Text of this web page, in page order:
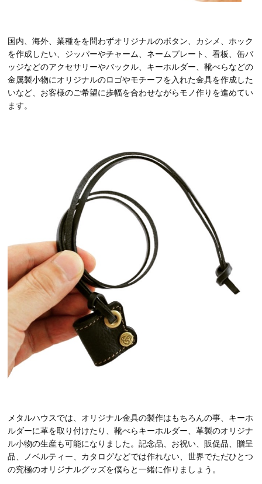
国内、海外、業種をを問わずオリジナルのボタン、カシメ、ホック
を作成したい、ジッパーやチャーム、ネームプレート、看板、缶バ
ッジなどのアクセサリーやバックル、キーホルダー、靴べらなどの
金属製小物にオリジナルのロゴやモチーフを入れた金具を作成した
いなど、お客様のご希望に歩幅を合わせながらモノ作りを進めてい
ます。
メタルハウスでは、オリジナル金具の製作はもちろんの事、キーホ
ルダーに革を取り付けたり、靴べらキーホルダー、革製のオリジナ
ル小物の生産も可能になりました。記念品、お祝い、販促品、贈呈
品、ノベルティー、カタログなどでは作れない、世界でただひとつ
の究極のオリジナルグッズを僕らと一緒に作りましょう。